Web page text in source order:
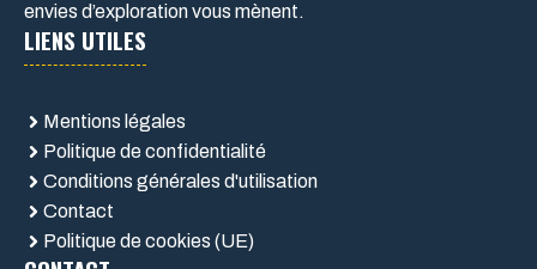
envies d’exploration vous mènent.
LIENS UTILES
Mentions légales
Politique de confidentialité
Conditions générales d'utilisation
Contact
Politique de cookies (UE)